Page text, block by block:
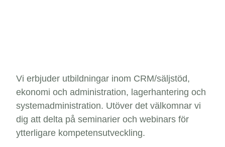
Vi erbjuder utbildningar inom CRM/säljstöd,
ekonomi och administration, lagerhantering och
systemadministration. Utöver det välkomnar vi
dig att delta på seminarier och webinars för
ytterligare kompetensutveckling.